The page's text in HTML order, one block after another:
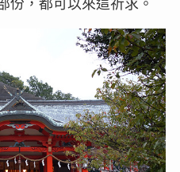
份，都可以來這祈求。